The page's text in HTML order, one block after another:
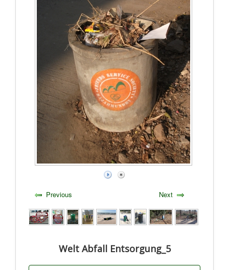
Previous Next
Welt Abfall Entsorgung_5